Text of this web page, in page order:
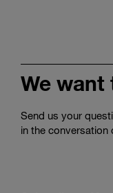
We want
Send us your
in the conversation